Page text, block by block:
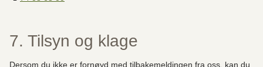
7. Tilsyn og klage
Dersom du ikke er fornøyd med tilbakemeldingen fra oss, kan du